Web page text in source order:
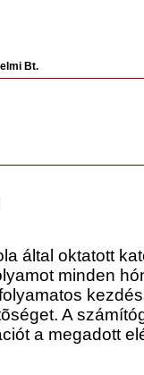
Bt.
által oktatott
minden
A
a megadott